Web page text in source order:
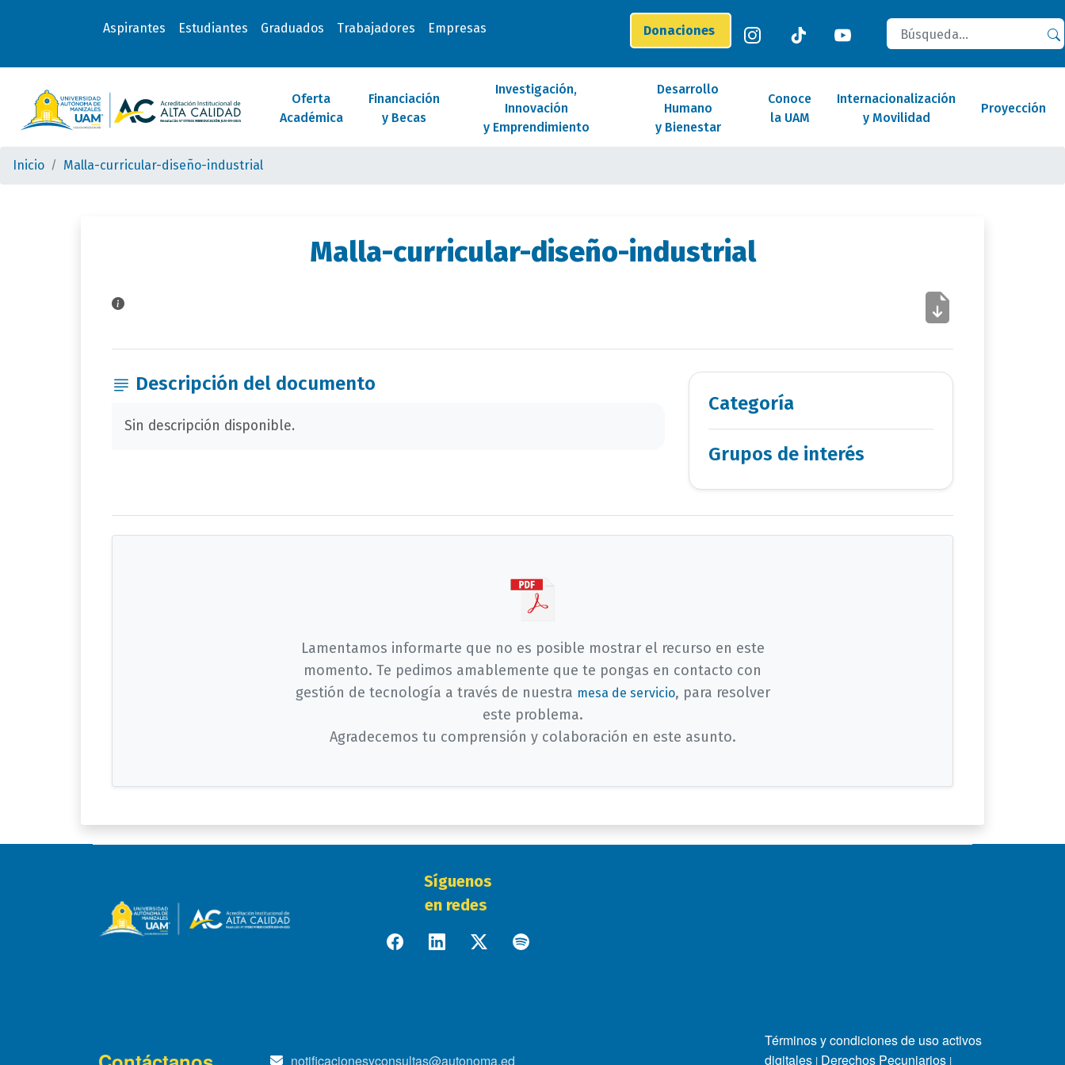
Aspirantes Estudiantes Graduados Trabajadores Empresas Donaciones
Buscar
Oferta
Académica
Financiación
y Becas
Investigación,
Innovación
y Emprendimiento
Desarrollo
Humano
y Bienestar
Conoce
la UAM
Internacionalización
y Movilidad
Proyección
Inicio Malla-curricular-diseño-industrial
Malla-curricular-diseño-industrial
Descripción del documento
Sin descripción disponible.
Categoría
Grupos de interés
Lamentamos informarte que no es posible mostrar el recurso en este
momento. Te pedimos amablemente que te pongas en contacto con
gestión de tecnología a través de nuestra mesa de servicio, para resolver
este problema.
Agradecemos tu comprensión y colaboración en este asunto.
Síguenos
en redes
notificacionesyconsultas@autonoma.ed
Términos y condiciones de uso activos
digitales | Derechos Pecuniarios |